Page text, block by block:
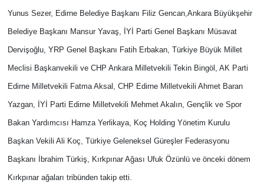
Yunus Sezer, Edirne Belediye Başkanı Filiz Gencan,Ankara Büyükşehir
Belediye Başkanı Mansur Yavaş, İYİ Parti Genel Başkanı Müsavat
Dervişoğlu, YRP Genel Başkanı Fatih Erbakan, Türkiye Büyük Millet
Meclisi Başkanvekili ve CHP Ankara Milletvekili Tekin Bingöl, AK Parti
Edirne Milletvekili Fatma Aksal, CHP Edirne Milletvekili Ahmet Baran
Yazgan, İYİ Parti Edirne Milletvekili Mehmet Akalın, Gençlik ve Spor
Bakan Yardımcısı Hamza Yerlikaya, Koç Holding Yönetim Kurulu
Başkan Vekili Ali Koç, Türkiye Geleneksel Güreşler Federasyonu
Başkanı İbrahim Türkiş, Kırkpınar Ağası Ufuk Özünlü ve önceki dönem
Kırkpınar ağaları tribünden takip etti.